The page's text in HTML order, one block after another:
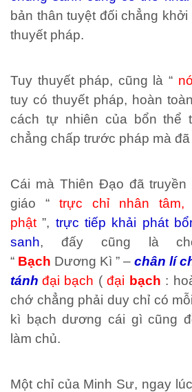
bản thân tuyệt đối chẳng
thuyết pháp.
Tuy thuyết pháp, cũng là “
tuy có thuyết pháp, hoàn
cách tự nhiên của bổn thể
chẳng chấp trước pháp mà đã
Cái mà Thiên Đạo đã
giáo “ trực chỉ nhân tâm,
phật ”, trực tiếp khải phát
sanh, đấy cũng là
“ Bạch Dương Kì ” – chân lí
tánh đại bạch ( đại bạch :
chớ chẳng phải duy chỉ có
kì bạch dương cái gì cũng
làm chủ.
Một chỉ của Minh Sư, ngay